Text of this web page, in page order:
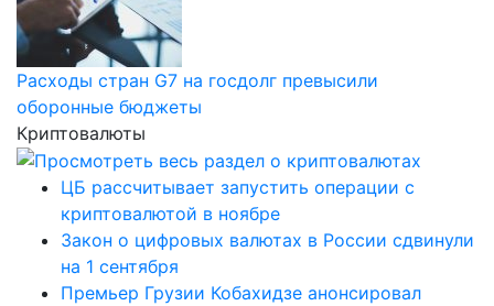
Расходы стран G7 на госдолг превысили
оборонные бюджеты
Криптовалюты
ЦБ рассчитывает запустить операции с
криптовалютой в ноябре
Закон о цифровых валютах в России сдвинули
на 1 сентября
Премьер Грузии Кобахидзе анонсировал